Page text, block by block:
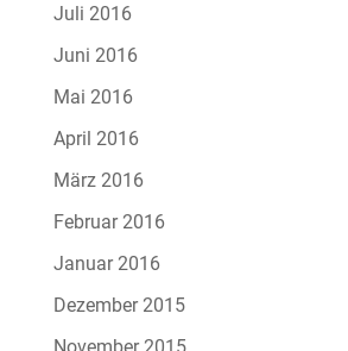
Juli 2016
Juni 2016
Mai 2016
April 2016
März 2016
Februar 2016
Januar 2016
Dezember 2015